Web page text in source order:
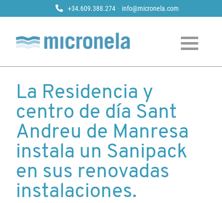
+34.609.388.274 info@micronela.com
La Residencia y
centro de día Sant
Andreu de Manresa
instala un Sanipack
en sus renovadas
instalaciones.